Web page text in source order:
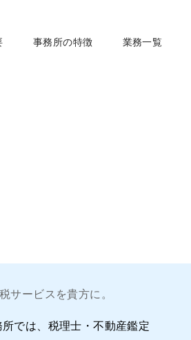
事務所の特徴 業務一覧
サービスを貴方に。
では、税理士・不動産鑑定